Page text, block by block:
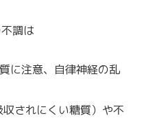
調は
に注意、自律神経の乱
されにくい糖質）や不